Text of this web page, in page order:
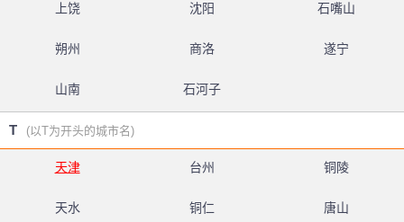
上饶 沈阳 石嘴山
朔州 商洛 遂宁
山南 石河子
T (以T为开头的城市名)
天津 台州 铜陵
天水 铜仁 唐山